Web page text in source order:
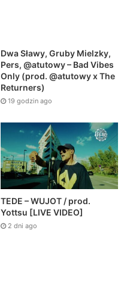
Dwa Sławy, Gruby Mielzky,
Pers, @atutowy – Bad Vibes
Only (prod. @atutowy x The
Returners)
19 godzin ago
TEDE – WUJOT / prod.
Yottsu [LIVE VIDEO]
2 dni ago